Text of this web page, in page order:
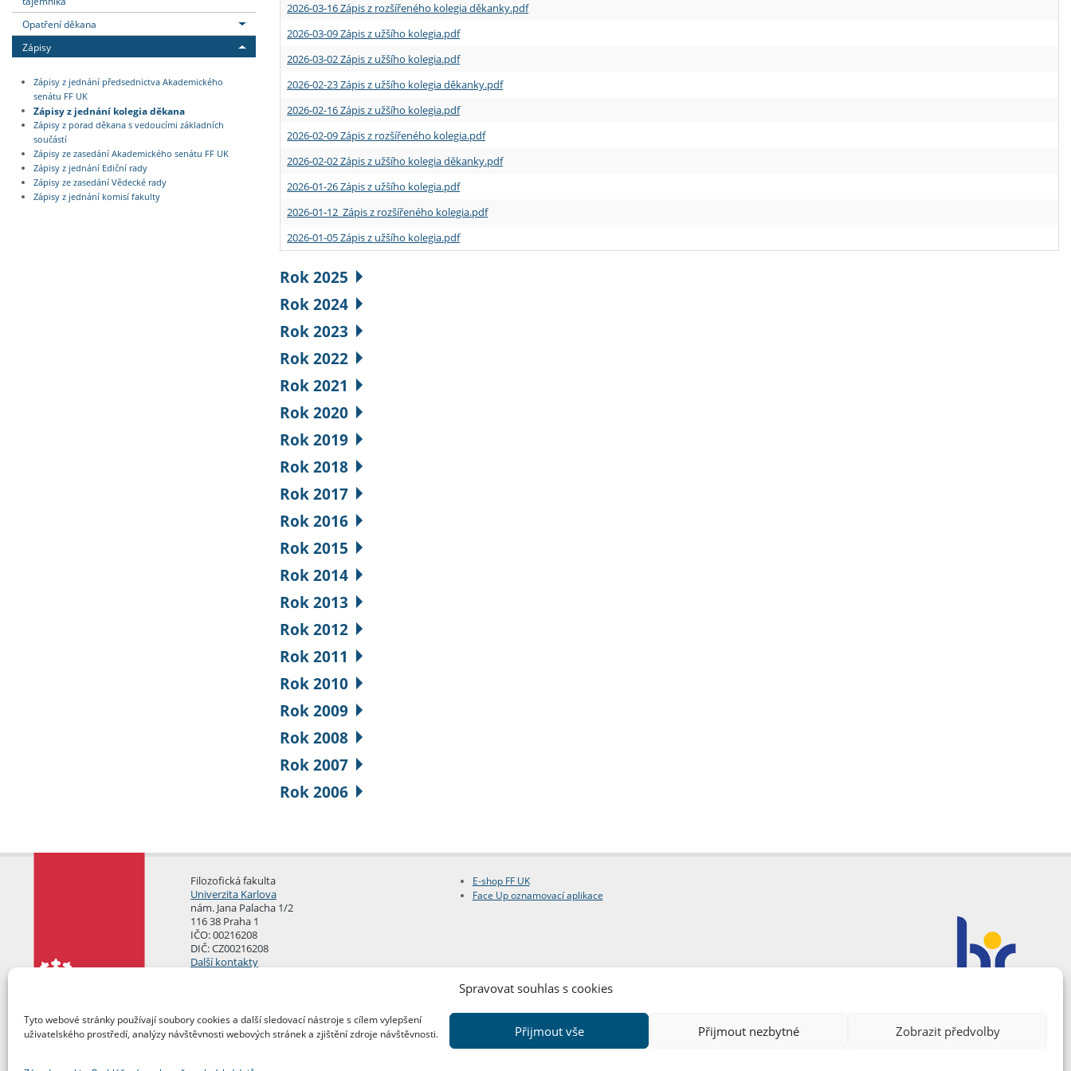
Spravovat souhlas s cookies
Tyto webové stránky používají soubory cookies a další sledovací nástroje s cílem vylepšení
uživatelského prostředí, analýzy návštěvnosti webových stránek a zjištění zdroje návštěvnosti.
Přijmout vše Přijmout nezbytné Zobrazit předvolby
Opatření děkana
Zápisy
Zápisy z jednání předsednictva Akademického
senátu FF UK
Zápisy z jednání kolegia děkana
Zápisy z porad děkana s vedoucími základních
součástí
Zápisy ze zasedání Akademického senátu FF UK
Zápisy z jednání Ediční rady
Zápisy ze zasedání Vědecké rady
Zápisy z jednání komisí fakulty
2026-03-16 Zápis z rozšířeného kolegia děkanky.pdf
2026-03-09 Zápis z užšího kolegia.pdf
2026-03-02 Zápis z užšího kolegia.pdf
2026-02-23 Zápis z užšího kolegia děkanky.pdf
2026-02-16 Zápis z užšího kolegia.pdf
2026-02-09 Zápis z rozšířeného kolegia.pdf
2026-02-02 Zápis z užšího kolegia děkanky.pdf
2026-01-26 Zápis z užšího kolegia.pdf
2026-01-12 Zápis z rozšířeného kolegia.pdf
2026-01-05 Zápis z užšího kolegia.pdf
Rok 2025
Rok 2024
Rok 2023
Rok 2022
Rok 2021
Rok 2020
Rok 2019
Rok 2018
Rok 2017
Rok 2016
Rok 2015
Rok 2014
Rok 2013
Rok 2012
Rok 2011
Rok 2010
Rok 2009
Rok 2008
Rok 2007
Rok 2006
Filozofická fakulta
Univerzita Karlova
nám. Jana Palacha 1/2
116 38 Praha 1
IČO: 00216208
DIČ: CZ00216208
Další kontakty
E-shop FF UK
Face Up oznamovací aplikace